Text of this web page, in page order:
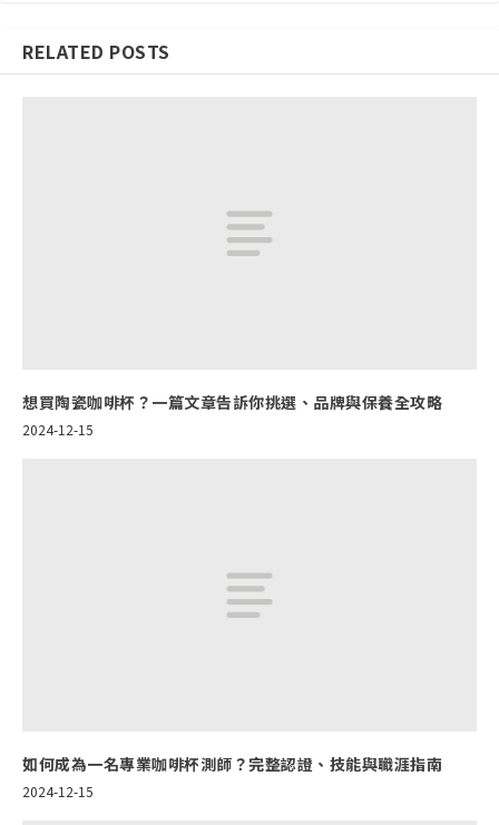
RELATED POSTS
想買陶瓷咖啡杯？一篇文章告訴你挑選、品牌與保養全攻略
2024-12-15
如何成為一名專業咖啡杯測師？完整認證、技能與職涯指南
2024-12-15